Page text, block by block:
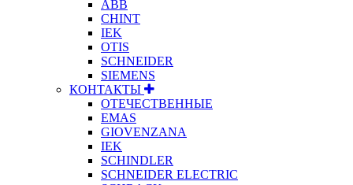
ABB
CHINT
IEK
OTIS
SCHNEIDER
SIEMENS
КОНТАКТЫ
ОТЕЧЕСТВЕННЫЕ
EMAS
GIOVENZANA
IEK
SCHINDLER
SCHNEIDER ELECTRIC